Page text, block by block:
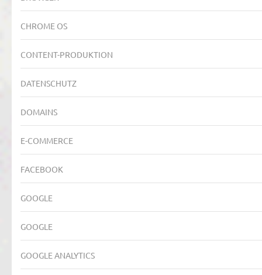
CHROME OS
CONTENT-PRODUKTION
DATENSCHUTZ
DOMAINS
E-COMMERCE
FACEBOOK
GOOGLE
GOOGLE
GOOGLE ANALYTICS